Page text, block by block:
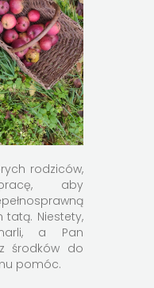
rodziców,
aby
Niestety,
a Pan
środków do
pomóc.